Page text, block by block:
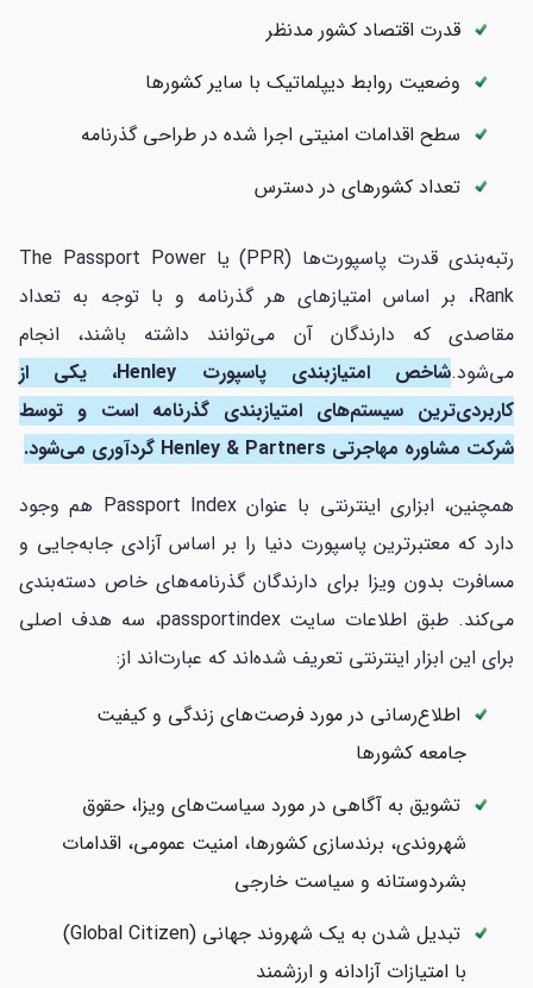
قدرت اقتصاد کشور مدنظر
وضعیت روابط دیپلماتیک با سایر کشورها
سطح اقدامات امنیتی اجرا شده در طراحی گذرنامه
تعداد کشورهای در دسترس
رتبه‌بندی قدرت پاسپورت‌ها (PPR) یا The Passport Power
Rank، بر اساس امتیازهای هر گذرنامه و با توجه به تعداد
مقاصدی که دارندگان آن می‌توانند داشته باشند، انجام
می‌شود.
شاخص امتیازبندی پاسپورت Henley، یکی از
کاربردی‌ترین سیستم‌های امتیازبندی گذرنامه است و توسط
شرکت مشاوره مهاجرتی Henley & Partners گردآوری می‌شود.
همچنین، ابزاری اینترنتی با عنوان Passport Index هم وجود
دارد که معتبرترین پاسپورت دنیا را بر اساس آزادی جابه‌جایی و
مسافرت بدون ویزا برای دارندگان گذرنامه‌های خاص دسته‌بندی
می‌کند. طبق اطلاعات سایت passportindex، سه هدف اصلی
برای این ابزار اینترنتی تعریف شده‌اند که عبارت‌اند از:
اطلاع‌رسانی در مورد فرصت‌های زندگی و کیفیت
جامعه کشورها
تشویق به آگاهی در مورد سیاست‌های ویزا، حقوق
شهروندی، برندسازی کشورها، امنیت عمومی، اقدامات
بشردوستانه و سیاست خارجی
تبدیل شدن به یک شهروند جهانی (Global Citizen)
با امتیازات آزادانه و ارزشمند